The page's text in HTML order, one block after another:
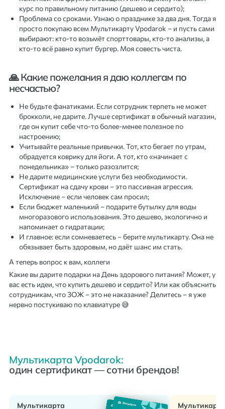
курс по правильному питанию (дешево и сердито);
Проблема со сроками. Узнаю о празднике за два дня. Тогда я
просто покупаю всем Мультикарту Vpodarok – и пусть сами
выбирают: кто-то возьмёт спорттовары, кто-то анализы, а
кто-то всё равно купит бургер. Моя совесть чиста.
🙏 Какие пожелания я даю коллегам по
несчастью?
Не будьте фанатиками. Если сотрудник терпеть не может
брокколи, не дарите. Лучше сертификат в обычный магазин,
где он купит себе что-то более-менее полезное по
настроению;
Учитывайте реальные привычки. Тот, кто бегает по утрам,
обрадуется коврику для йоги. А тот, кто «начинает с
понедельника» – только разозлится;
Не дарите медицинские услуги без необходимости.
Сертификат на сдачу крови – это пассивная агрессия.
Исключение – если человек сам просил;
Если бюджет маленький – подарите бутылку для воды
многоразового использования. Это дешево, экологично и
напоминает о гидратации;
И главное: если сомневаетесь – берите мультикарту. Она не
обязывает быть здоровым, но даёт шанс им стать.
А теперь вопрос к вам, коллеги
Какие вы дарите подарки на День здорового питания? Может, у
вас есть идеи, что купить дешево и сердито? Или как объяснить
сотрудникам, что ЗОЖ – это не наказание? Делитесь – я уже
нервно постукиваю по клавиатуре 😅
Мультикарта Vpodarok:
один сертификат — сотни брендов!
Мультикарта
Мультикарта